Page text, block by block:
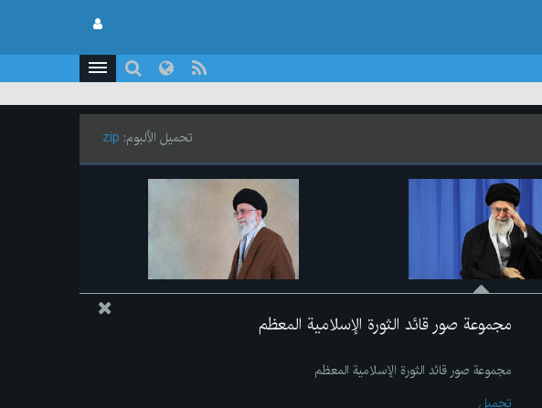
تحميل الألبوم: zip
مجموعة صور قائد الثورة الإسلامية المعظم
مجموعة صور قائد الثورة الإسلامية المعظم
تحميل